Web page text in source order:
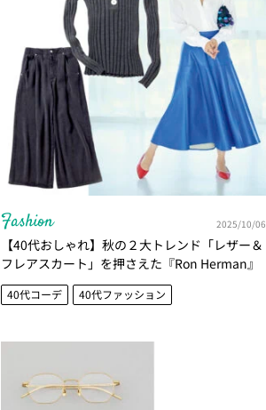
Fashion 2025/10/06
【40代おしゃれ】秋の２大トレンド「レザー＆
フレアスカート」を押さえた『Ron Herman』
のアイテムをチェック。クラス感をアップする
大人のためのブランド
40代コーデ 40代ファッション